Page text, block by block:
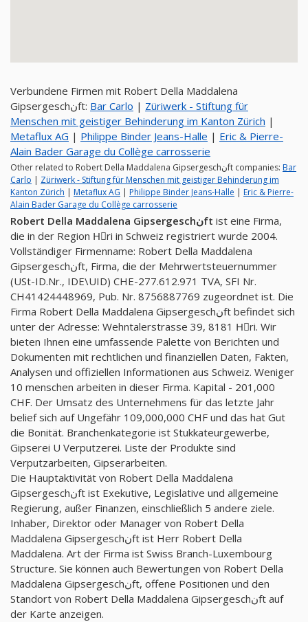
Verbundene Firmen mit Robert Della Maddalena
Gipsergeschنft: Bar Carlo | Züriwerk - Stiftung für
Menschen mit geistiger Behinderung im Kanton Zürich |
Metaflux AG | Philippe Binder Jeans-Halle | Eric & Pierre-
Alain Bader Garage du Collège carrosserie
Other related to Robert Della Maddalena Gipsergeschنft companies: Bar
Carlo | Züriwerk - Stiftung für Menschen mit geistiger Behinderung im
Kanton Zürich | Metaflux AG | Philippe Binder Jeans-Halle | Eric & Pierre-
Alain Bader Garage du Collège carrosserie
Robert Della Maddalena Gipsergeschنft ist eine Firma,
die in der Region Hِri in Schweiz registriert wurde 2004.
Vollständiger Firmenname: Robert Della Maddalena
Gipsergeschنft, Firma, die der Mehrwertsteuernummer
(USt-ID.Nr., IDE\UID) CHE-277.612.971 TVA, SFI Nr.
CH41424448969, Pub. Nr. 8756887769 zugeordnet ist. Die
Firma Robert Della Maddalena Gipsergeschنft befindet sich
unter der Adresse: Wehntalerstrasse 39, 8181 Hِri. Wir
bieten Ihnen eine umfassende Palette von Berichten und
Dokumenten mit rechtlichen und finanziellen Daten, Fakten,
Analysen und offiziellen Informationen aus Schweiz. Weniger
10 menschen arbeiten in dieser Firma. Kapital - 201,000
CHF. Der Umsatz des Unternehmens für das letzte Jahr
belief sich auf Ungefähr 109,000,000 CHF und das hat Gut
die Bonität. Branchenkategorie ist Stukkateurgewerbe,
Gipserei U Verputzerei. Liste der Produkte sind
Verputzarbeiten, Gipserarbeiten.
Die Hauptaktivität von Robert Della Maddalena
Gipsergeschنft ist Exekutive, Legislative und allgemeine
Regierung, außer Finanzen, einschließlich 5 andere ziele.
Inhaber, Direktor oder Manager von Robert Della
Maddalena Gipsergeschنft ist Herr Robert Della
Maddalena. Art der Firma ist Swiss Branch-Luxembourg
Structure. Sie können auch Bewertungen von Robert Della
Maddalena Gipsergeschنft, offene Positionen und den
Standort von Robert Della Maddalena Gipsergeschنft auf
der Karte anzeigen.